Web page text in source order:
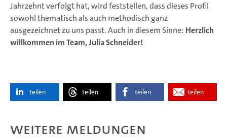
Jahrzehnt verfolgt hat, wird feststellen, dass dieses Profil
sowohl thematisch als auch methodisch ganz
ausgezeichnet zu uns passt. Auch in diesem Sinne: Herzlich
willkommen im Team, Julia Schneider!
teilen teilen teilen teilen
Weitere Meldungen